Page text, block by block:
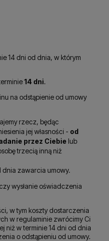
14 dni od dnia, w którym
14 dni.
na odstąpienie od umowy
rzecz, będąc
jej własności - od
przez Ciebie lub
trzecią inną niż
zawarcia umowy.
wysłanie oświadczenia
w tym koszty dostarczenia
w regulaminie zwrócimy Ci
niż w terminie 14 dni od dnia
o odstąpieniu od umowy.